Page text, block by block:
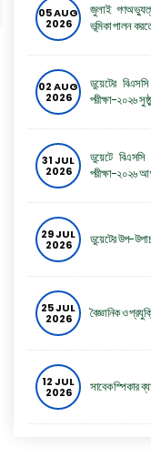
05 AUG
2026
জুলাই
ভূমিকা পালন
02 AUG
2026
ডুয়েটের
পরীক্ষা-২০২৬
31 JUL
2026
ডুয়েটে বিএসসি
পরীক্ষা-২০২৬
29 JUL
2026 ডুয়েটের উপ-
25 JUL
2026 বৈজ্ঞানিক ও
12 JUL
2026 সাবেক স্পিকার